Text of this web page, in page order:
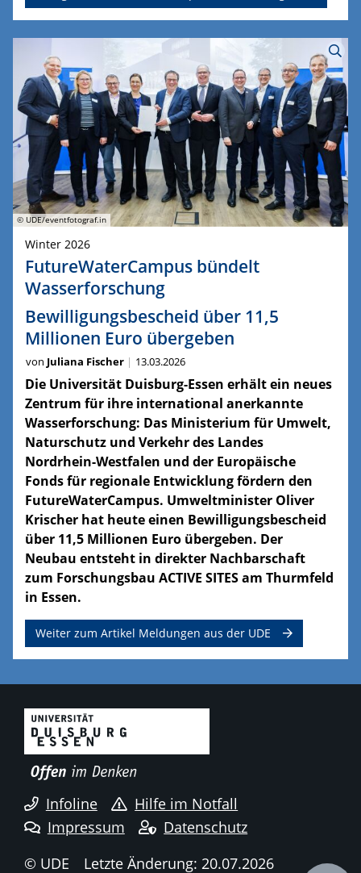
© UDE/eventfotograf.in
Winter 2026
FutureWaterCampus bündelt
Wasserforschung
Bewilligungsbescheid über 11,5
Millionen Euro übergeben
von Juliana Fischer 13.03.2026
Die Universität Duisburg-Essen erhält ein neues
Zentrum für ihre international anerkannte
Wasserforschung: Das Ministerium für Umwelt,
Naturschutz und Verkehr des Landes
Nordrhein-Westfalen und der Europäische
Fonds für regionale Entwicklung fördern den
FutureWaterCampus. Umweltminister Oliver
Krischer hat heute einen Bewilligungsbescheid
über 11,5 Millionen Euro übergeben. Der
Neubau entsteht in direkter Nachbarschaft
zum Forschungsbau ACTIVE SITES am Thurmfeld
in Essen.
Weiter zum Artikel Meldungen aus der UDE
Infoline
Hilfe im Notfall
Impressum
Datenschutz
© UDE
Letzte Änderung: 20.07.2026